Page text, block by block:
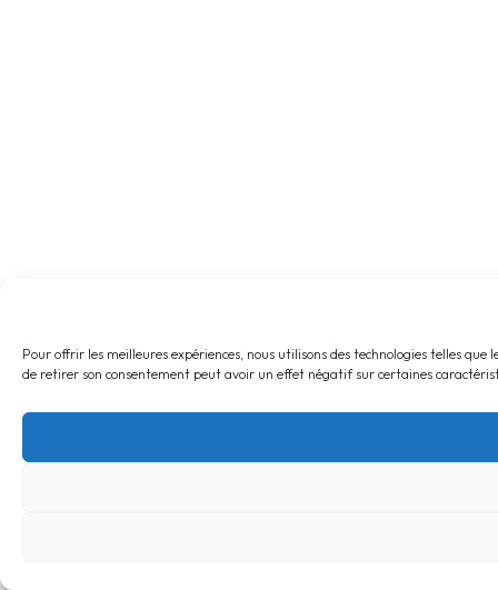
Pour offrir les meilleures expériences, nous utilisons des technologies telles
de retirer son consentement peut avoir un effet négatif sur certaines